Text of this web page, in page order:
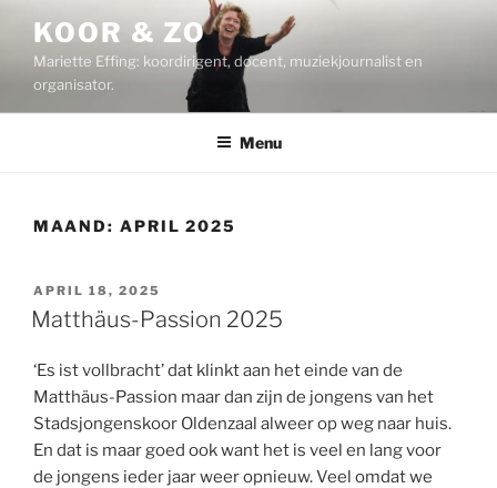
inhoud
KOOR & ZO
Mariette Effing: koordirigent, docent, muziekjournalist en
organisator.
Menu
MAAND: APRIL 2025
GEPLAATST
OP
APRIL 18, 2025
Matthäus-Passion 2025
‘Es ist vollbracht’ dat klinkt aan het einde van de
Matthäus-Passion maar dan zijn de jongens van het
Stadsjongenskoor Oldenzaal alweer op weg naar huis.
En dat is maar goed ook want het is veel en lang voor
de jongens ieder jaar weer opnieuw. Veel omdat we